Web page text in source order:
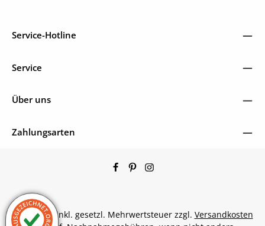
Service-Hotline
Service
Über uns
Zahlungsarten
Alle Preise inkl. gesetzl. Mehrwertsteuer zzgl. Versandkosten